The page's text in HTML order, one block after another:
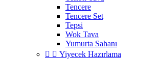
Tencere
Tencere Set
Tepsi
Wok Tava
Yumurta Sahanı
  Yiyecek Hazırlama